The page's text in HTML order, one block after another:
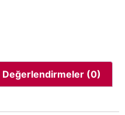
Değerlendirmeler (0)